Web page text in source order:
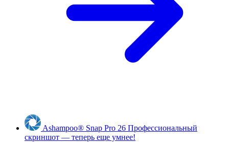
Ashampoo® Snap Pro 26 Профессиональный
скриншот — теперь еще умнее!